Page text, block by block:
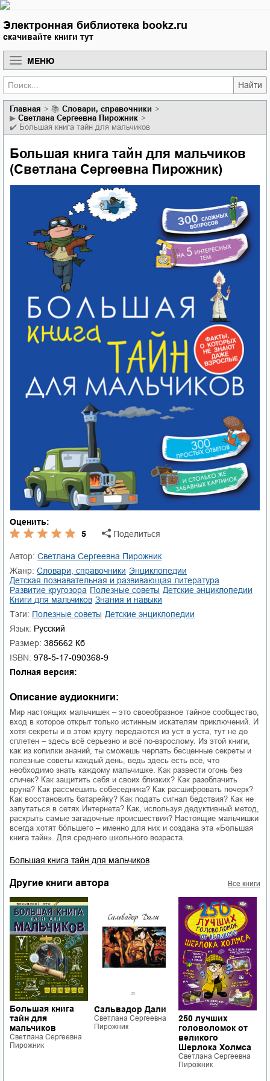
Электронная библиотека bookz.ru
скачивайте книги тут
МЕНЮ
Найти
Главная 📚
словари, справочники
▶ Светлана Сергеевна Пирожник
✔️ Большая книга тайн для мальчиков
Большая книга тайн для мальчиков
(Светлана Сергеевна Пирожник)
Оценить:
5
Поделиться
Автор:
Светлана Сергеевна Пирожник
Жанр:
словари, справочники
энциклопедии
детская познавательная и развивающая литература
развитие кругозора
полезные советы
детские энциклопедии
книги для мальчиков
знания и навыки
Тэги:
полезные советы
детские энциклопедии
Язык: Русский
Размер: 385662 Кб
ISBN: 978-5-17-090368-9
Полная версия:
Описание аудиокниги:
Мир настоящих мальчишек – это своеобразное тайное сообщество,
вход в которое открыт только истинным искателям приключений. И
хотя секреты и в этом кругу передаются из уст в уста, тут не до
сплетен – здесь всё серьезно и всё по-взрослому. Из этой книги,
как из копилки знаний, ты сможешь черпать бесценные секреты и
полезные советы каждый день, ведь здесь есть всё, что
необходимо знать каждому мальчишке. Как развести огонь без
спичек? Как защитить себя и своих близких? Как разоблачить
вруна? Как рассмешить собеседника? Как расшифровать почерк?
Как восстановить батарейку? Как подать сигнал бедствия? Как не
запутаться в сетях Интернета? Как, используя дедуктивный метод,
раскрыть самые загадочные происшествия? Настоящие мальчишки
всегда хотят бóльшего – именно для них и создана эта «Большая
книга тайн». Для среднего школьного возраста.
Большая книга тайн для мальчиков
Другие книги автора Все книги
Большая книга
тайн для
мальчиков
Светлана Сергеевна
Пирожник
Сальвадор Дали
Светлана Сергеевна
Пирожник
250 лучших
головоломок от
великого
Шерлока Холмса
Светлана Сергеевна
Пирожник